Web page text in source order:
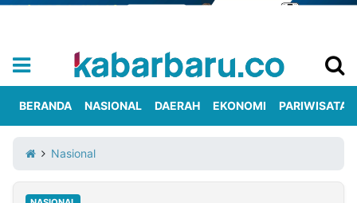
Iklan
Berita
Kami
BERANDA NASIONAL DAERAH EKONOMI PARIWISATA
Nasional